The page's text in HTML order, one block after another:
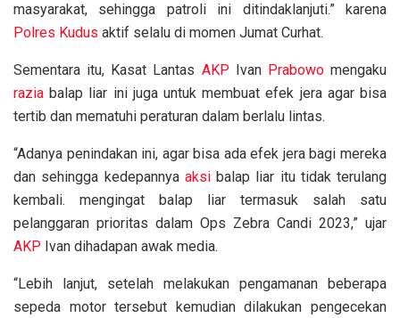
masyarakat, sehingga patroli ini ditindaklanjuti.” karena
Polres Kudus aktif selalu di momen Jumat Curhat.
Sementara itu, Kasat Lantas AKP Ivan Prabowomengaku
razia balap liar ini juga untuk membuat efek jera agar bisa
tertib dan mematuhi peraturan dalam berlalu lintas.
“Adanya penindakan ini, agar bisa ada efek jera bagi mereka
dan sehingga kedepannya aksibalap liar itu tidak terulang
kembali. mengingat balap liar termasuk salah satu
pelanggaran prioritas dalam Ops Zebra Candi 2023,” ujar
AKP Ivan dihadapan awak media.
“Lebih lanjut, setelah melakukan pengamanan beberapa
sepeda motor tersebut kemudian dilakukan pengecekan